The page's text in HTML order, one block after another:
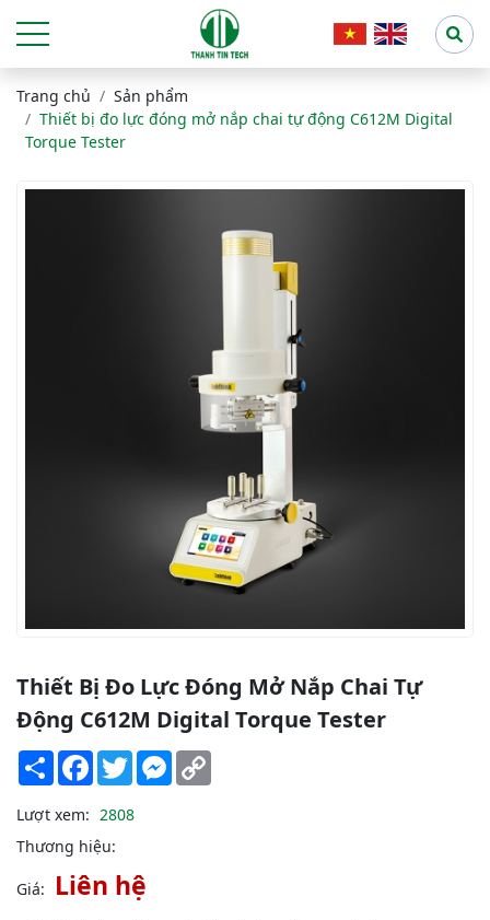
Trang chủ
Sản phẩm
Thiết bị đo lực đóng mở nắp chai tự động C612M Digital
Torque Tester
Thiết Bị Đo Lực Đóng Mở Nắp Chai Tự
Động C612M Digital Torque Tester
Share Facebook
TwitterMessenger
Lượt xem: 2808
Thương hiệu:
Giá: Liên hệ